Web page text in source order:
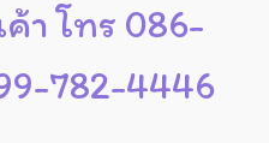
า โทร 086-
782-4446